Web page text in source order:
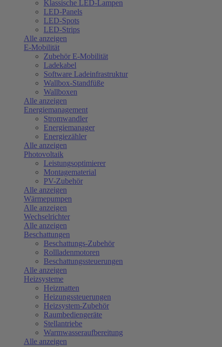
Klassische LED-Lampen
LED-Panels
LED-Spots
LED-Strips
Alle anzeigen
E-Mobilität
Zubehör E-Mobilität
Ladekabel
Software Ladeinfrastruktur
Wallbox-Standfüße
Wallboxen
Alle anzeigen
Energiemanagement
Stromwandler
Energiemanager
Energiezähler
Alle anzeigen
Photovoltaik
Leistungsoptimierer
Montagematerial
PV-Zubehör
Alle anzeigen
Wärmepumpen
Alle anzeigen
Wechselrichter
Alle anzeigen
Beschattungen
Beschattungs-Zubehör
Rollladenmotoren
Beschattungssteuerungen
Alle anzeigen
Heizsysteme
Heizmatten
Heizungssteuerungen
Heizsystem-Zubehör
Raumbediengeräte
Stellantriebe
Warmwasseraufbereitung
Alle anzeigen